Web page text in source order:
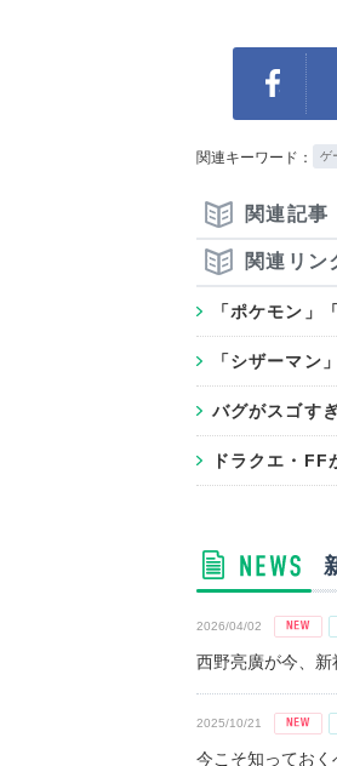
関連キーワード： ゲ
関連記事
関連リン
「ポケモン」
「シザーマン
バグがスゴす
ドラクエ・FF
2026/04/02
西野亮廣が今、
2025/10/21
今こそ知ってお